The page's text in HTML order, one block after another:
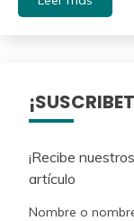
¡Recibe
artículo
Nombre o